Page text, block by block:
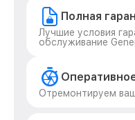
Полная
Лучшие условия
обслуживание
Отремонтируем